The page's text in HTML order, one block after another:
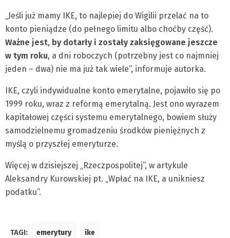
„Jeśli już mamy IKE, to najlepiej do Wigilii przelać na to
konto pieniądze (do pełnego limitu albo choćby część).
Ważne jest, by dotarły i zostały zaksięgowane jeszcze
w tym roku, a dni roboczych (potrzebny jest co najmniej
jeden – dwa) nie ma już tak wiele”, informuje autorka.
IKE, czyli indywidualne konto emerytalne, pojawiło się po
1999 roku, wraz z reformą emerytalną. Jest ono wyrazem
kapitałowej części systemu emerytalnego, bowiem służy
samodzielnemu gromadzeniu środków pieniężnych z
myślą o przyszłej emeryturze.
Więcej w dzisiejszej „Rzeczpospolitej”, w artykule
Aleksandry Kurowskiej pt. „Wpłać na IKE, a unikniesz
podatku”.
TAGI: emerytury ike